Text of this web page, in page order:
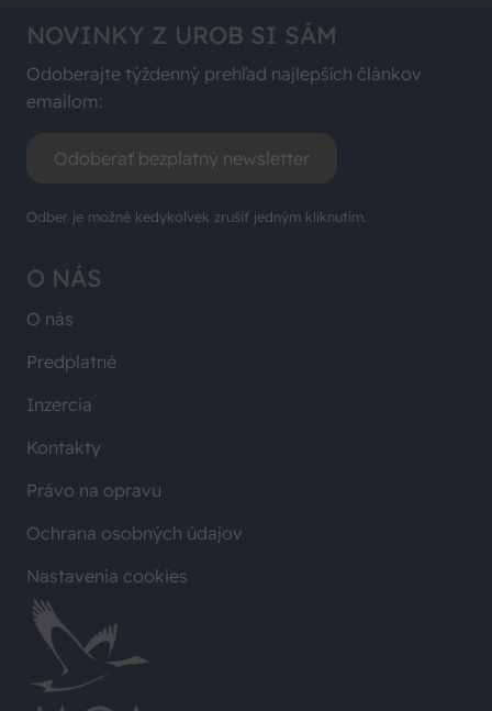
O NÁS
O nás
Predplatné
Inzercia
Kontakty
Právo na opravu
Ochrana osobných údajov
Nastavenia cookies
NOVINKY Z UROB SI SÁM
Odoberajte týždenný prehľad najlepších článkov
emailom:
Odoberať bezplatný newsletter
Odber je možné kedykoľvek zrušiť jedným kliknutím.